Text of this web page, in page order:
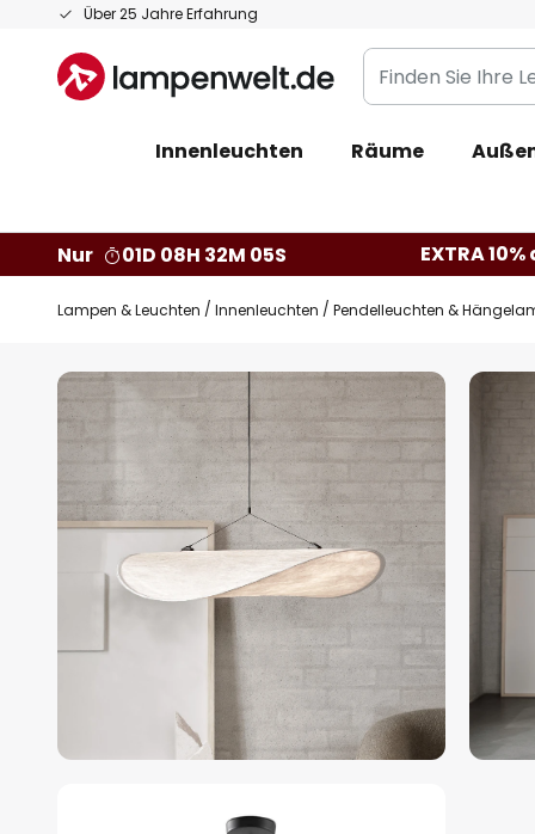
Über 25 Jahre Erfahrung
Zum
springen
Finden
Sie
Leuchte...
Innenleuchten Räume
Nur
01D 08H 32M 04S EXTRA
Lampen & Leuchten Innenleuchten Pendelleuchten &
Zum
Ende
der
Bildgalerie
springen